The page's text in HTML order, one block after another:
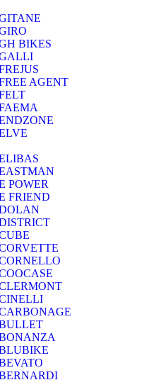
BIKES
AGENT
POWER
FRIEND